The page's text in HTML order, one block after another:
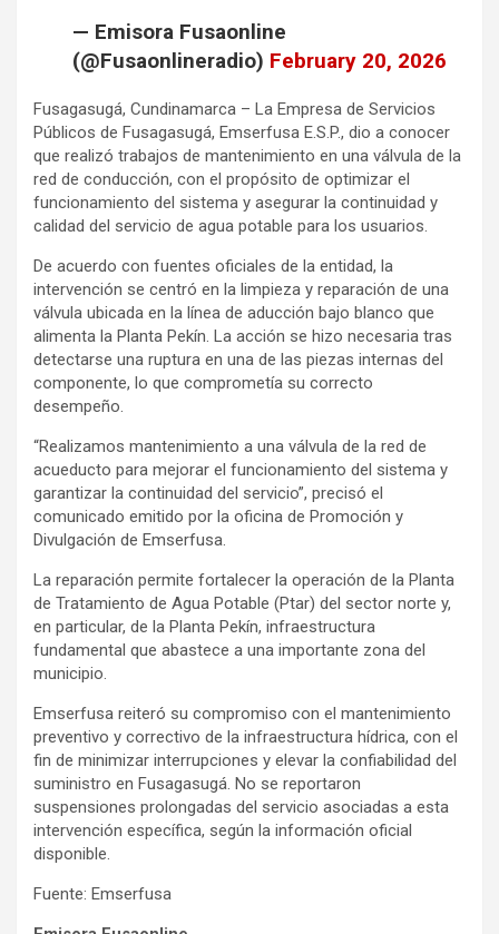
— Emisora Fusaonline
(@Fusaonlineradio) February 20, 2026
Fusagasugá, Cundinamarca – La Empresa de Servicios
Públicos de Fusagasugá, Emserfusa E.S.P., dio a conocer
que realizó trabajos de mantenimiento en una válvula de la
red de conducción, con el propósito de optimizar el
funcionamiento del sistema y asegurar la continuidad y
calidad del servicio de agua potable para los usuarios.
De acuerdo con fuentes oficiales de la entidad, la
intervención se centró en la limpieza y reparación de una
válvula ubicada en la línea de aducción bajo blanco que
alimenta la Planta Pekín. La acción se hizo necesaria tras
detectarse una ruptura en una de las piezas internas del
componente, lo que comprometía su correcto
desempeño.
“Realizamos mantenimiento a una válvula de la red de
acueducto para mejorar el funcionamiento del sistema y
garantizar la continuidad del servicio”, precisó el
comunicado emitido por la oficina de Promoción y
Divulgación de Emserfusa.
La reparación permite fortalecer la operación de la Planta
de Tratamiento de Agua Potable (Ptar) del sector norte y,
en particular, de la Planta Pekín, infraestructura
fundamental que abastece a una importante zona del
municipio.
Emserfusa reiteró su compromiso con el mantenimiento
preventivo y correctivo de la infraestructura hídrica, con el
fin de minimizar interrupciones y elevar la confiabilidad del
suministro en Fusagasugá. No se reportaron
suspensiones prolongadas del servicio asociadas a esta
intervención específica, según la información oficial
disponible.
Fuente: Emserfusa